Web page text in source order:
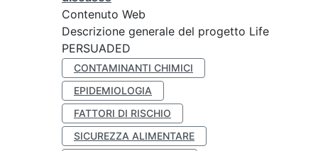
Contenuto Web
Descrizione generale del progetto Life
PERSUADED
CONTAMINANTI CHIMICI
EPIDEMIOLOGIA
FATTORI DI RISCHIO
SICUREZZA ALIMENTARE